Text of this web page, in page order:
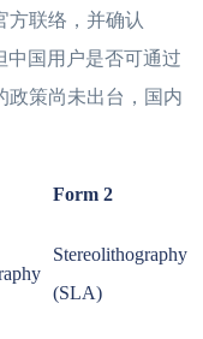
方联络，并确认
中国用户是否可通过
政策尚未出台，国内
Form 2
Stereolithography
(SLA)